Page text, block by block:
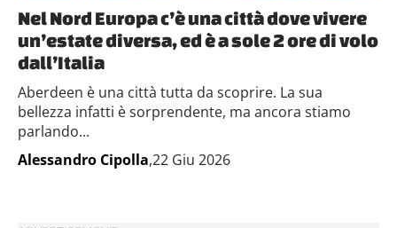
Nel Nord Europa c’è una città dove vivere
un’estate diversa, ed è a sole 2 ore di volo
dall’Italia
Aberdeen è una città tutta da scoprire. La sua
bellezza infatti è sorprendente, ma ancora stiamo
parlando...
Alessandro Cipolla,22 Giu 2026